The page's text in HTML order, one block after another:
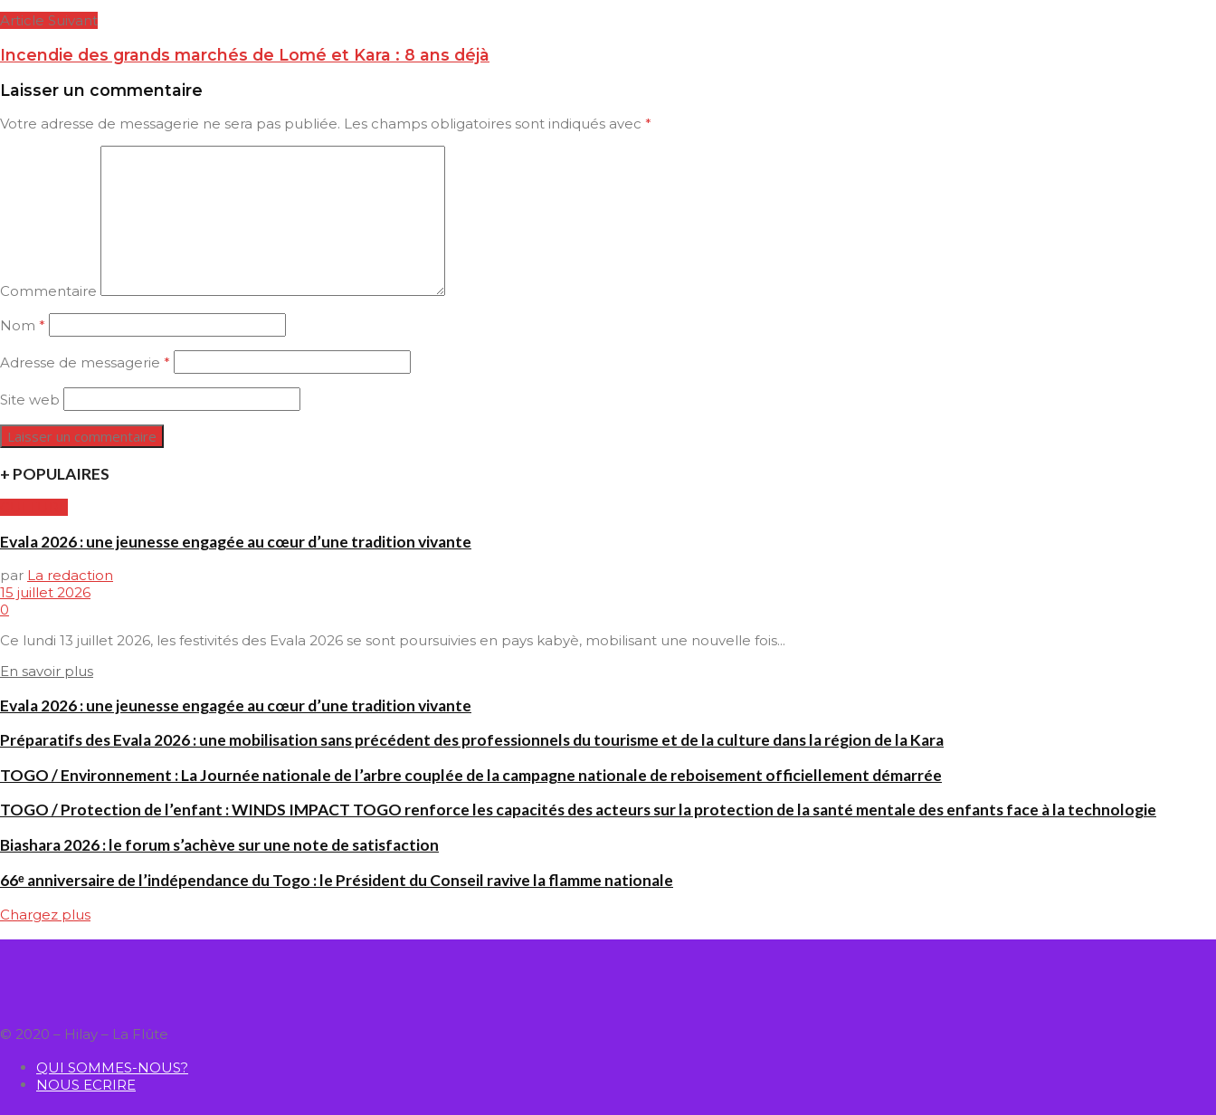
Article Suivant
Incendie des grands marchés de Lomé et Kara : 8 ans déjà
Laisser un commentaire
Votre adresse de messagerie ne sera pas publiée. Les champs obligatoires sont indiqués avec *
Commentaire
Nom *
Adresse de messagerie *
Site web
+ POPULAIRES
Evala 2026 : une jeunesse engagée au cœur d’une tradition vivante
par La redaction
15 juillet 2026
0
Ce lundi 13 juillet 2026, les festivités des Evala 2026 se sont poursuivies en pays kabyè, mobilisant une nouvelle fois...
En savoir plus
Evala 2026 : une jeunesse engagée au cœur d’une tradition vivante
Préparatifs des Evala 2026 : une mobilisation sans précédent des professionnels du tourisme et de la culture dans la région de la Kara
TOGO / Environnement : La Journée nationale de l’arbre couplée de la campagne nationale de reboisement officiellement démarrée
TOGO / Protection de l’enfant : WINDS IMPACT TOGO renforce les capacités des acteurs sur la protection de la santé mentale des enfants face à la technologie
Biashara 2026 : le forum s’achève sur une note de satisfaction
66ᵉ anniversaire de l’indépendance du Togo : le Président du Conseil ravive la flamme nationale
Chargez plus
© 2020 – Hilay – La Flûte
QUI SOMMES-NOUS?
NOUS ECRIRE